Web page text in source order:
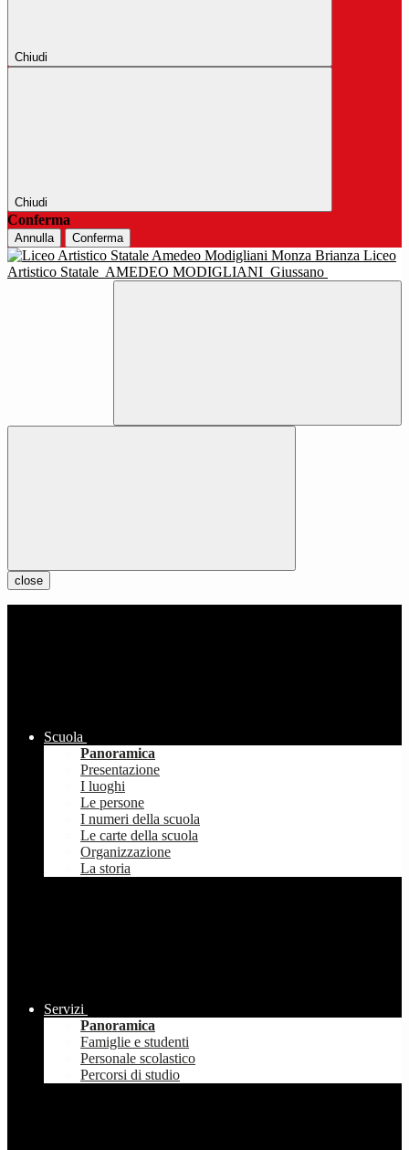
Chiudi
Chiudi
Conferma
Annulla Conferma
Liceo
Artistico Statale AMEDEO MODIGLIANI Giussano
close
Scuola
Panoramica
Presentazione
I luoghi
Le persone
I numeri della scuola
Le carte della scuola
Organizzazione
La storia
Servizi
Panoramica
Famiglie e studenti
Personale scolastico
Percorsi di studio